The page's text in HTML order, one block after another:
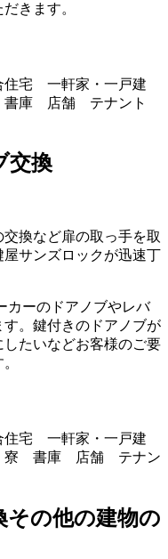
きます。
宅 一軒家・一戸建
庫 店舗 テナント
交換
換など扉の取っ手を取
サンズロックが迅速丁
カーのドアノブやレバ
。鍵付きのドアノブが
たいなどお客様のご要
宅 一軒家・一戸建
書庫 店舗 テナン
その他の建物の